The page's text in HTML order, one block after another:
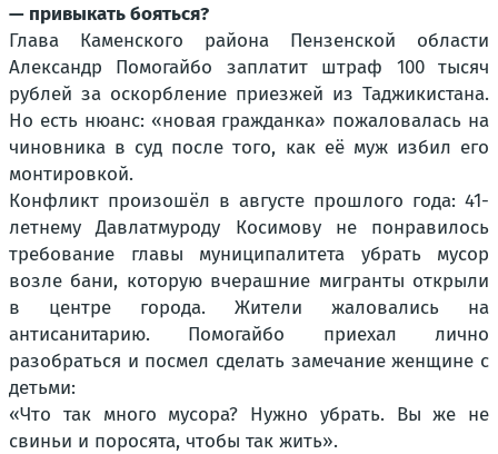
— привыкать бояться?
Глава Каменского района Пензенской области
Александр Помогайбо заплатит штраф 100 тысяч
рублей за оскорбление приезжей из Таджикистана.
Но есть нюанс: «новая гражданка» пожаловалась на
чиновника в суд после того, как её муж избил его
монтировкой.
Конфликт произошёл в августе прошлого года: 41-
летнему Давлатмуроду Косимову не понравилось
требование главы муниципалитета убрать мусор
возле бани, которую вчерашние мигранты открыли
в центре города. Жители жаловались на
антисанитарию. Помогайбо приехал лично
разобраться и посмел сделать замечание женщине с
детьми:
«Что так много мусора? Нужно убрать. Вы же не
свиньи и поросята, чтобы так жить».